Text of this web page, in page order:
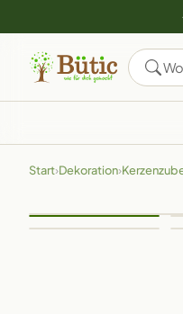
Start›Dekoration›